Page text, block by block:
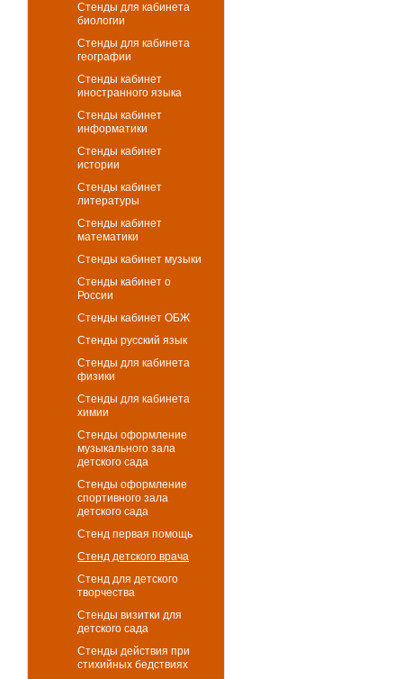
Стенды для кабинета
биологии
Стенды для кабинета
географии
Стенды кабинет
иностранного языка
Стенды кабинет
информатики
Стенды кабинет
истории
Стенды кабинет
литературы
Стенды кабинет
математики
Стенды кабинет музыки
Стенды кабинет о
России
Стенды кабинет ОБЖ
Стенды русский язык
Стенды для кабинета
физики
Стенды для кабинета
химии
Стенды оформление
музыкального зала
детского сада
Стенды оформление
спортивного зала
детского сада
Стенд первая помощь
Стенд детского врача
Стенд для детского
творчества
Стенды визитки для
детского сада
Стенды действия при
стихийных бедствиях